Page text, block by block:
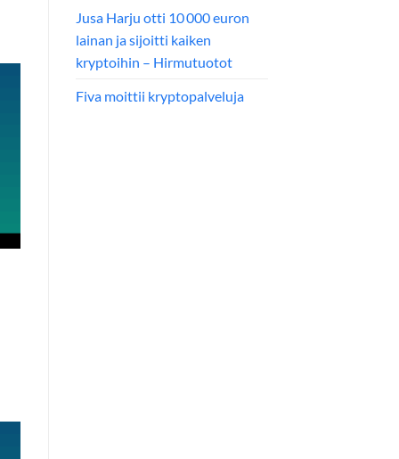
Jusa Harju otti 10 000 euron
lainan ja sijoitti kaiken
kryptoihin – Hirmutuotot
Fiva moittii kryptopalveluja